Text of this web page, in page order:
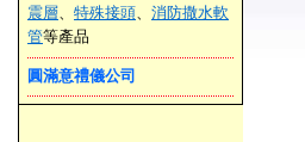
震層、 特殊接頭、 消防撒水軟
管等產品
圓滿意禮儀公司